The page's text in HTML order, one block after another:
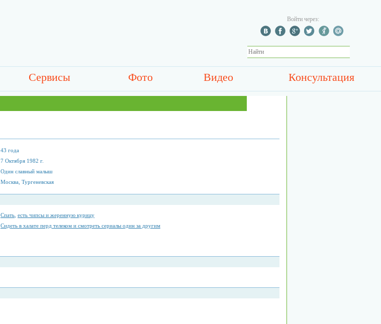
Войти через:
Сервисы Фото Видео Консультация
43 года
7 Октября 1982 г.
Один славный малыш
Москва, Тургеневская
Спать, есть чипсы и жеренную курицу
Сидеть в халате перд телеком и смотреть сериалы один за другим